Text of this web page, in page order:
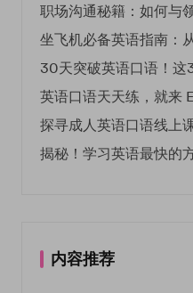
坐飞机必备英语指南：
30天突破英语口语！这
英语口语天天练，就来
揭秘！学习英语最快的
内容推荐